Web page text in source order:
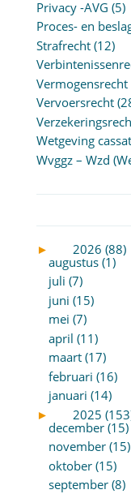
Privacy -AVG (5)
Proces- en
Strafrecht(12)
Vermogensrecht
Vervoersrecht
Wetgeving
Wvggz – Wzd
►
2026 (88)
augustus (1)
juli (7)
juni (15)
mei (7)
april (11)
maart (17)
februari (16)
januari (14)
►
2025
december (15)
november (15)
oktober (15)
september (8)